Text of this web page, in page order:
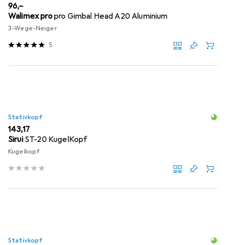
EUR
96,–
Walimex propro Gimbal Head A20 Aluminium
3-Wege-Neiger
5
Stativkopf
EUR
143,17
Sirui ST-20 KugelKopf
Kugelkopf
Stativkopf